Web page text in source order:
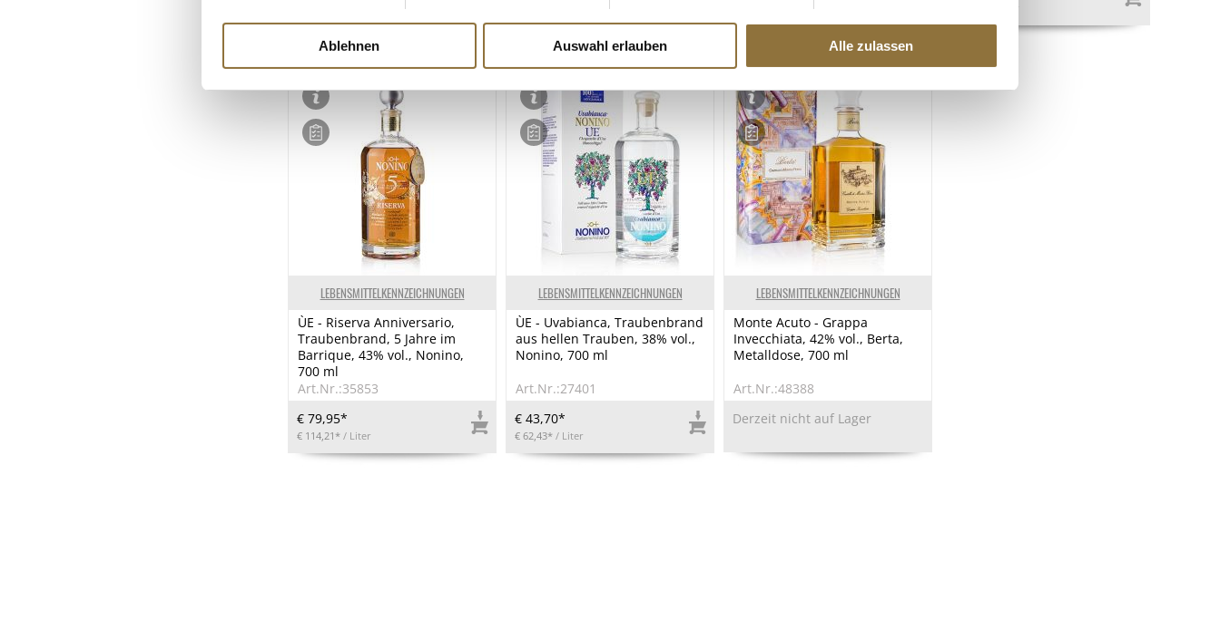
Ablehnen Auswahl erlauben Alle zulassen
LEBENSMITTELKENNZEICHNUNGEN
ÙE - Riserva Anniversario,
Traubenbrand, 5 Jahre im
Barrique, 43% vol., Nonino,
700 ml
Art.Nr.:35853
€ 79,95*
€ 114,21* / Liter
LEBENSMITTELKENNZEICHNUNGEN
ÙE - Uvabianca, Traubenbrand
aus hellen Trauben, 38% vol.,
Nonino, 700 ml
Art.Nr.:27401
€ 43,70*
€ 62,43* / Liter
LEBENSMITTELKENNZEICHNUNGEN
Monte Acuto - Grappa
Invecchiata, 42% vol., Berta,
Metalldose, 700 ml
Art.Nr.:48388
Derzeit nicht auf Lager